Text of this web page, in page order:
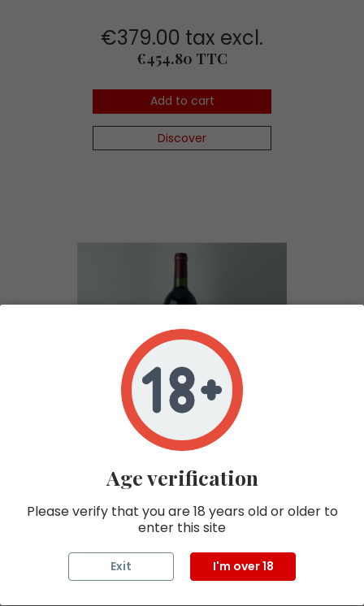
€379.00 tax excl.
Price
€454.80 TTC
Add to cart
Discover
LYNCH BAGES PAUILLAC
In stock 0
ROUGE
75CL
2003
LYNCH BAGES
Age verification
Please verify that you are 18 years old or older to
enter this site
Exit I'm over 18